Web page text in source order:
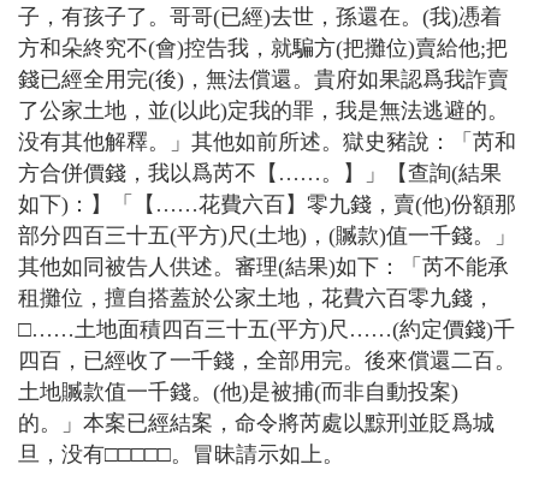
子，有孩子了。哥哥(已經)去世，孫還在。(我)慿着
方和朵終究不(會)控告我，就騙方(把攤位)賣給他;把
錢已經全用完(後)，無法償還。貴府如果認爲我詐賣
了公家土地，並(以此)定我的罪，我是無法逃避的。
没有其他解釋。」其他如前所述。獄史豬說：「芮和
方合併價錢，我以爲芮不【……。】」【查詢(結果
如下)：】「【……花費六百】零九錢，賣(他)份額那
部分四百三十五(平方)尺(土地)，(贓款)值一千錢。」
其他如同被告人供述。審理(結果)如下：「芮不能承
租攤位，擅自搭蓋於公家土地，花費六百零九錢，
□……土地面積四百三十五(平方)尺……(約定價錢)千
四百，已經收了一千錢，全部用完。後來償還二百。
土地贓款值一千錢。(他)是被捕(而非自動投案)
的。」本案已經結案，命令將芮處以黥刑並貶爲城
旦，没有□□□□□。冒昧請示如上。